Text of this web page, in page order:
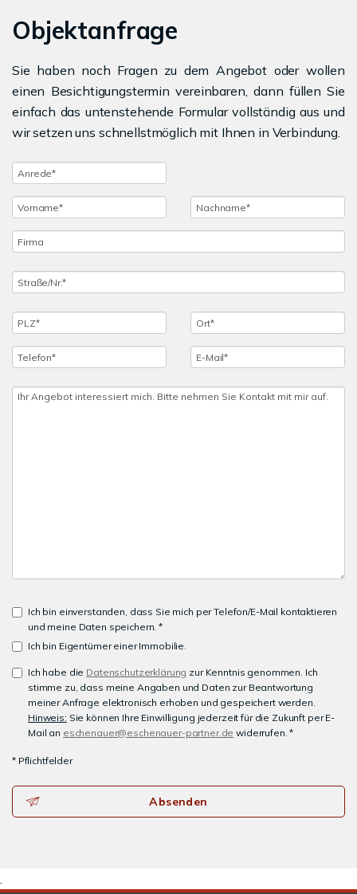
Objektanfrage
Sie haben noch Fragen zu dem Angebot oder wollen
einen Besichtigungstermin vereinbaren, dann füllen Sie
einfach das untenstehende Formular vollständig aus und
wir setzen uns schnellstmöglich mit Ihnen in Verbindung.
Ich bin einverstanden, dass Sie mich per Telefon/E-Mail kontaktieren
und meine Daten speichern. *
Ich bin Eigentümer einer Immobilie.
Ich habe die Datenschutzerklärung zur Kenntnis genommen. Ich
stimme zu, dass meine Angaben und Daten zur Beantwortung
meiner Anfrage elektronisch erhoben und gespeichert werden.
Hinweis: Sie können Ihre Einwilligung jederzeit für die Zukunft per E-
Mail an eschenauer@eschenauer-partner.de widerrufen. *
* Pflichtfelder
Absenden
.